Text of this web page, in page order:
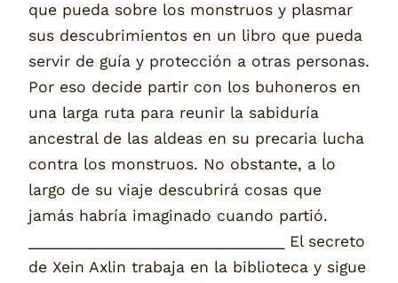
que pueda sobre los monstruos y plasmar
sus descubrimientos en un libro que pueda
servir de guía y protección a otras personas.
Por eso decide partir con los buhoneros en
una larga ruta para reunir la sabiduría
ancestral de las aldeas en su precaria lucha
contra los monstruos. No obstante, a lo
largo de su viaje descubrirá cosas que
jamás habría imaginado cuando partió.
________________________________ El secreto
de Xein Axlin trabaja en la biblioteca y sigue